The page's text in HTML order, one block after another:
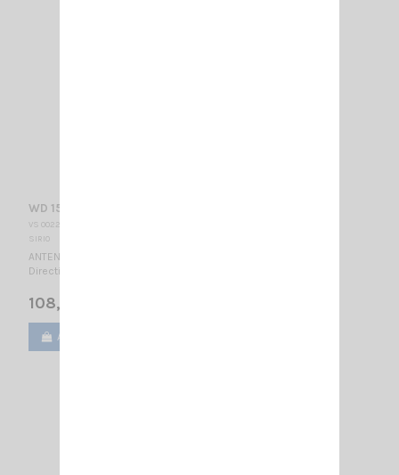
WD 155-N SIRIO
VS 002280
SIRIO
ANTENNE DIRECTIVE VHF - LARGE BANDE 155...175 MHz / 1/2 λ -
Directionnelle / 730 x 835 mm
108,00 €
Ajouter au panier